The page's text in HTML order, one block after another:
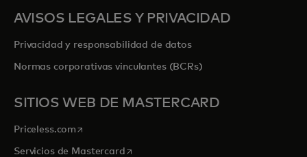
AVISOS LEGALES Y PRIVACIDAD
Privacidad y responsabilidad de datos
Normas corporativas vinculantes (BCRs)
SITIOS WEB DE MASTERCARD
Priceless.com se abre en una pestaña nueva
Servicios de Mastercardse abre en una pestaña nueva